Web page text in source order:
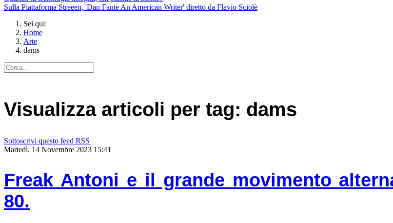
Sulla Piattaforma Streeen, 'Dan Fante An American Writer' diretto da Flavio Sciolè
Sei qui:
Home
Arte
dams
Visualizza articoli per tag: dams
Sottoscrivi questo feed RSS
Martedì, 14 Novembre 2023 15:41
Freak Antoni e il grande movimento
80.